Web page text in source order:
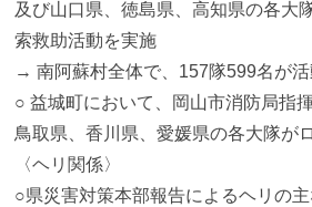
及び山口県、徳島県、高知県の各大
索救助活動を実施
→ 南阿蘇村全体で、157隊599名が活
○ 益城町において、岡山市消防局指
鳥取県、香川県、愛媛県の各大隊が
〈ヘリ関係〉
○県災害対策本部報告によるヘリの